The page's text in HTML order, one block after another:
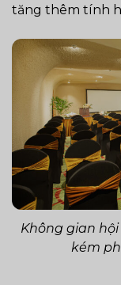
tăng thêm tính
Không gian
kém